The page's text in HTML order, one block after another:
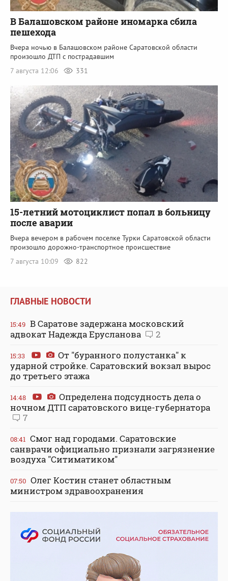
В Балашовском районе иномарка сбила
пешехода
Вчера ночью в Балашовском районе Саратовской области
произошло ДТП с пострадавшим
7 августа 12:06
331
15-летний мотоциклист попал в больницу
после аварии
Вчера вечером в рабочем поселке Турки Саратовской области
произошло дорожно-транспортное происшествие
7 августа 10:09
822
ГЛАВНЫЕ НОВОСТИ
15:49 В Саратове задержана московский
адвокат Надежда Ерусланова
2
15:33
От "буранного полустанка" к
ударной стройке. Саратовский вокзал вырос
до третьего этажа
14:48
Определена подсудность дела о
ночном ДТП саратовского вице-губернатора
7
08:41 Смог над городами. Саратовские
санврачи официально признали загрязнение
воздуха "Ситиматиком"
07:50 Олег Костин станет областным
министром здравоохранения